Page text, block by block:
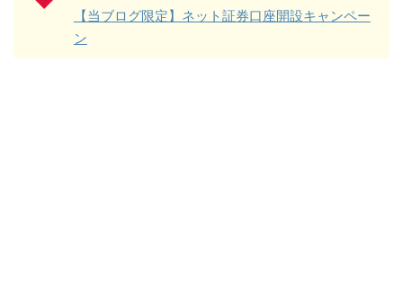
【当ブログ限定】ネット証券口座開設キャンペー
ン